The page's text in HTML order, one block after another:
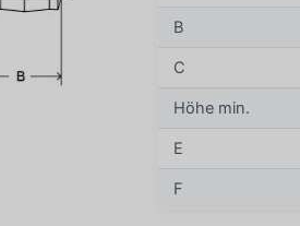
B
C
Höhe min.
E
F